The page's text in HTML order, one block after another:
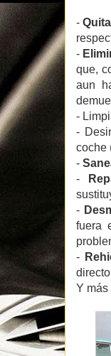
-
-
que,
aun
-
-
coche
-
-
-
fuera
-
Y más